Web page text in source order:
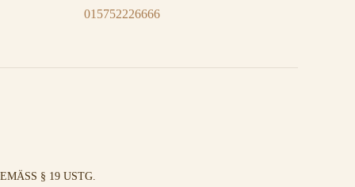
015752226666
§ 19 USTG.